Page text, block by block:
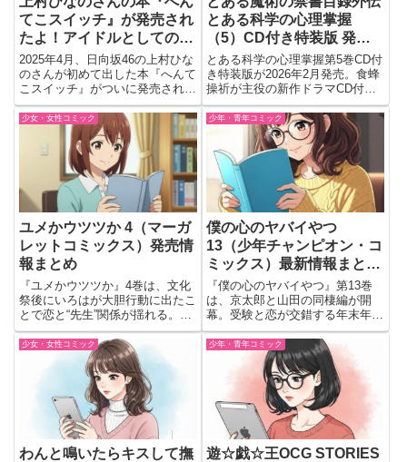
てこスイッチ』が発売され
たよ！アイドルとしての歩
みがぎゅっと詰まった一冊
2025年4月、日向坂46の上村ひな
のさんが初めて出した本『へんて
こスイッチ』がついに発売された
よ。アイドルとしての日々の思い
や、悩んだこと、うれしかったこ
と、いろんな感情が詰まってる内
容になってて、すごく読みごたえ
があるの。ひとりで三期生...
とある科学の心理掌握
（5）CD付き特装版 発売
日・内容まとめ｜予約情報
つき✨
とある科学の心理掌握第5巻CD付
き特装版が2026年2月発売。食蜂
操祈が主役の新作ドラマCD付き
豪華仕様を詳しく解説します。
少女・女性コミック
ユメかウツツか 4（マーガ
レットコミックス）発売情
報まとめ
『ユメかウツツか』4巻は、文化
祭後にいろはが大胆行動に出たこ
とで恋と“先生”関係が揺れる。恵
琉の急接近や「ストロボ・エッ
ジ」特別編も収録した注目巻。
少年・青年コミック
僕の心のヤバイやつ
13（少年チャンピオン・コ
ミックス）最新情報まとめ
｜発売日・予約・情緒が追
いつかない最新巻！
『僕の心のヤバイやつ』第13巻
は、京太郎と山田の同棲編が開
幕。受験と恋が交錯する年末年
始、胸キュンと緊張感が高まる最
新巻。
少女・女性コミック
わんと鳴いたらキスして撫
少年・青年コミック
遊☆戯☆王OCG STORIES